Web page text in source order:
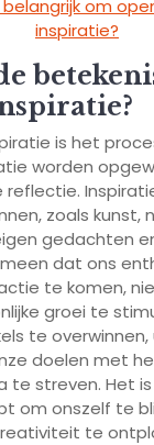
om
inspiratie?
is het
worden
zoals kunst,
gedachten
dat ons
te komen,
groei te
te
doelen met
te streven. Het
om onszelf te
te